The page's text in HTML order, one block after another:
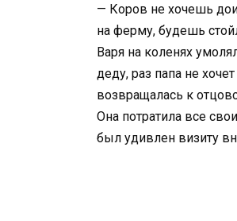
— Коров не хочешь
на ферму, будешь
Варя на коленях
деду, раз папа не
возвращалась к
Она потратила все
был удивлен визиту